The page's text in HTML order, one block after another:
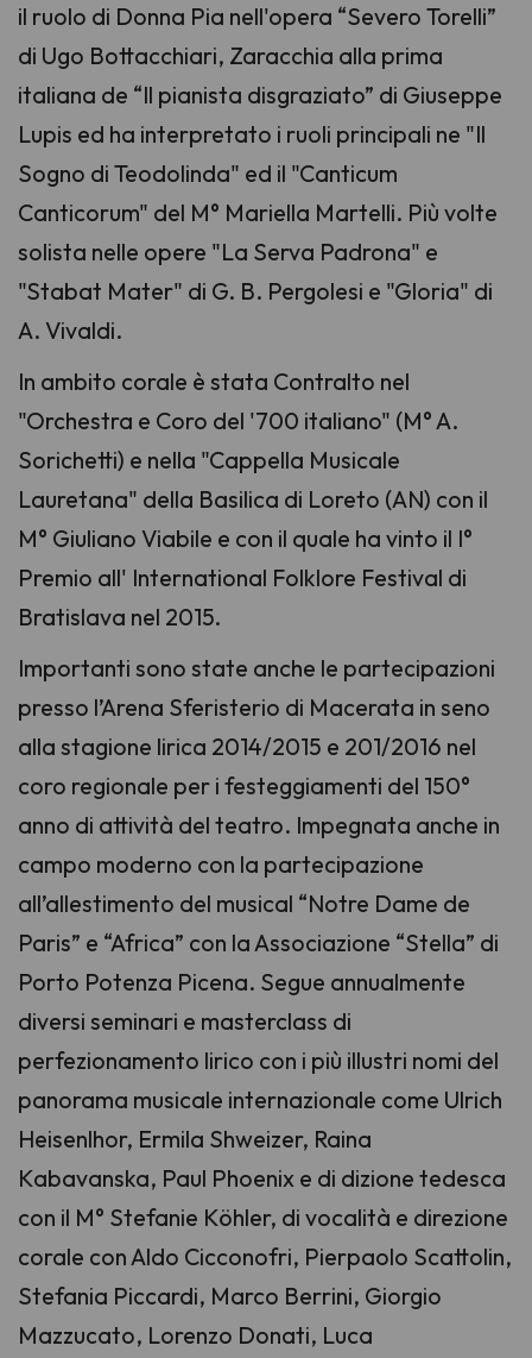
il ruolo di Donna Pia nell'opera “Severo Torelli”
di Ugo Bottacchiari, Zaracchia alla prima
italiana de “Il pianista disgraziato” di Giuseppe
Lupis ed ha interpretato i ruoli principali ne "Il
Sogno di Teodolinda" ed il "Canticum
Canticorum" del M° Mariella Martelli. Più volte
solista nelle opere "La Serva Padrona" e
"Stabat Mater" di G. B. Pergolesi e "Gloria" di
A. Vivaldi.
In ambito corale è stata Contralto nel
"Orchestra e Coro del '700 italiano" (M° A.
Sorichetti) e nella "Cappella Musicale
Lauretana" della Basilica di Loreto (AN) con il
M° Giuliano Viabile e con il quale ha vinto il I°
Premio all' International Folklore Festival di
Bratislava nel 2015.
Importanti sono state anche le partecipazioni
presso l’Arena Sferisterio di Macerata in seno
alla stagione lirica 2014/2015 e 201/2016 nel
coro regionale per i festeggiamenti del 150°
anno di attività del teatro. Impegnata anche in
campo moderno con la partecipazione
all’allestimento del musical “Notre Dame de
Paris” e “Africa” con la Associazione “Stella” di
Porto Potenza Picena. Segue annualmente
diversi seminari e masterclass di
perfezionamento lirico con i più illustri nomi del
panorama musicale internazionale come Ulrich
Heisenlhor, Ermila Shweizer, Raina
Kabavanska, Paul Phoenix e di dizione tedesca
con il M° Stefanie Köhler, di vocalità e direzione
corale con Aldo Cicconofri, Pierpaolo Scattolin,
Stefania Piccardi, Marco Berrini, Giorgio
Mazzucato, Lorenzo Donati, Luca